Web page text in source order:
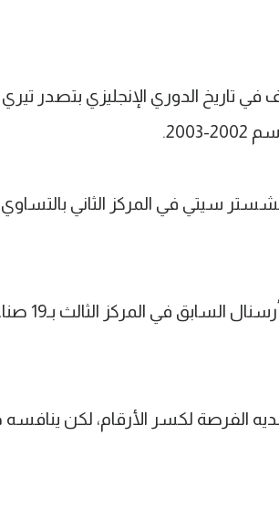
تاريخ الدوري الإنجليزي بتصدر
سيتي في المركز الثاني
الفرصة لكسر الأرقام، لكن